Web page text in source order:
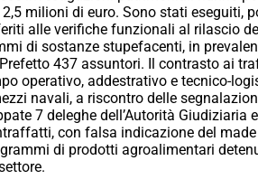
milioni di euro. Sono stati eseguiti,
alle verifiche funzionali al rilascio
di sostanze stupefacenti, in
437 assuntori. Il contrasto ai
operativo, addestrativo e tecnico-
navali, a riscontro delle
7 deleghe dell’Autorità Giudiziaria e
con falsa indicazione del
di prodotti agroalimentari